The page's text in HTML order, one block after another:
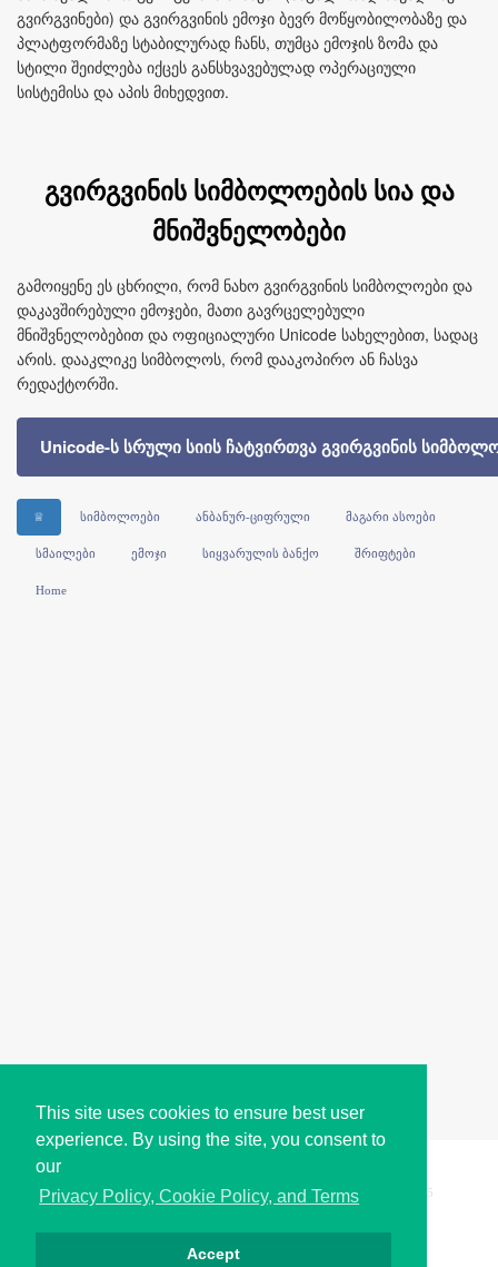
This site uses cookies to ensure best user
experience. By using the site, you consent to
our
Privacy Policy, Cookie Policy, and Terms
Accept
გვირგვინები) და გვირგვინის ემოჯი ბევრ მოწყობილობაზე და
პლატფორმაზე სტაბილურად ჩანს, თუმცა ემოჯის ზომა და
სტილი შეიძლება იქცეს განსხვავებულად ოპერაციული
სისტემისა და აპის მიხედვით.
გვირგვინის სიმბოლოების სია და
მნიშვნელობები
გამოიყენე ეს ცხრილი, რომ ნახო გვირგვინის სიმბოლოები და
დაკავშირებული ემოჯები, მათი გავრცელებული
მნიშვნელობებით და ოფიციალური Unicode სახელებით, სადაც
არის. დააკლიკე სიმბოლოს, რომ დააკოპირო ან ჩასვა
რედაქტორში.
Unicode-ს სრული სიის ჩატვირთვა გვირგვინის
♕ სიმბოლოები ანბანურ-ციფრული მაგარი ასოები
სმაილები ემოჯი სიყვარულის ბანქო შრიფტები
Home
Copyright © i2Symbol 2011-2026, Sciweavers LLC 195